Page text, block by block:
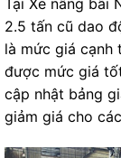
Tại Xe nâng bãi
2.5 tấn cũ dao
là mức giá cạnh
được mức giá
cập nhật bảng
giảm giá cho